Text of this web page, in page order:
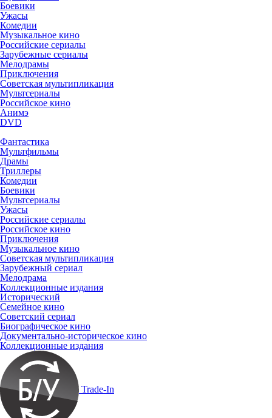
Боевики
Ужасы
Комедии
Музыкальное кино
Российские сериалы
Зарубежные сериалы
Мелодрамы
Приключения
Советская мультипликация
Мультсериалы
Российское кино
Анимэ
DVD
Фантастика
Мультфильмы
Драмы
Триллеры
Комедии
Боевики
Мультсериалы
Ужасы
Российские сериалы
Российское кино
Приключения
Музыкальное кино
Советская мультипликация
Зарубежный сериал
Мелодрама
Коллекционные издания
Исторический
Семейное кино
Советский сериал
Биографическое кино
Документально-историческое кино
Коллекционные издания
Trade-In